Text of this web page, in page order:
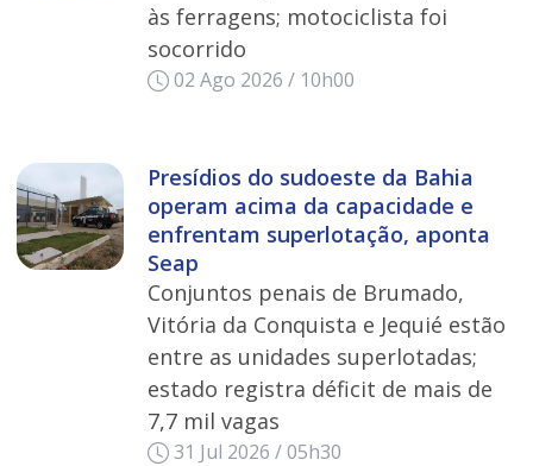
às ferragens; motociclista foi
socorrido
02 Ago 2026 / 10h00
Presídios do sudoeste da Bahia
operam acima da capacidade e
enfrentam superlotação, aponta
Seap
Conjuntos penais de Brumado,
Vitória da Conquista e Jequié estão
entre as unidades superlotadas;
estado registra déficit de mais de
7,7 mil vagas
31 Jul 2026 / 05h30